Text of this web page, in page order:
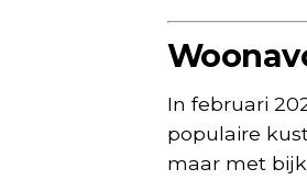
In februari
populaire
maar met